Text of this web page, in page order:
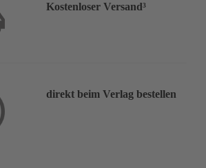
Kostenloser Versand³
direkt beim Verlag bestellen